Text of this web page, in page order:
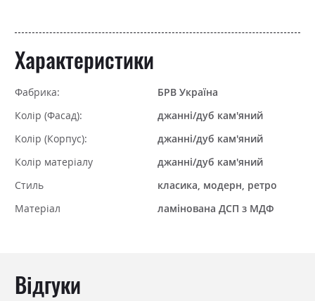
Характеристики
Фабрика:
БРВ Україна
Колір (Фасад):
джанні/дуб кам'яний
Колір (Корпус):
джанні/дуб кам'яний
Колір матеріалу
джанні/дуб кам'яний
Стиль
класика, модерн, ретро
Матеріал
ламінована ДСП з МДФ
Відгуки